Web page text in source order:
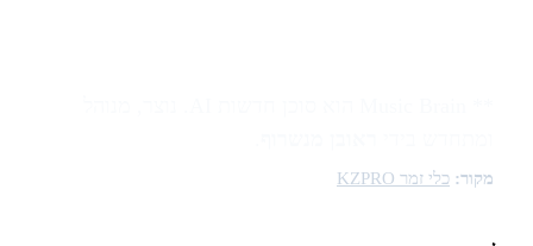
מקור: כלי זמר KZPRO